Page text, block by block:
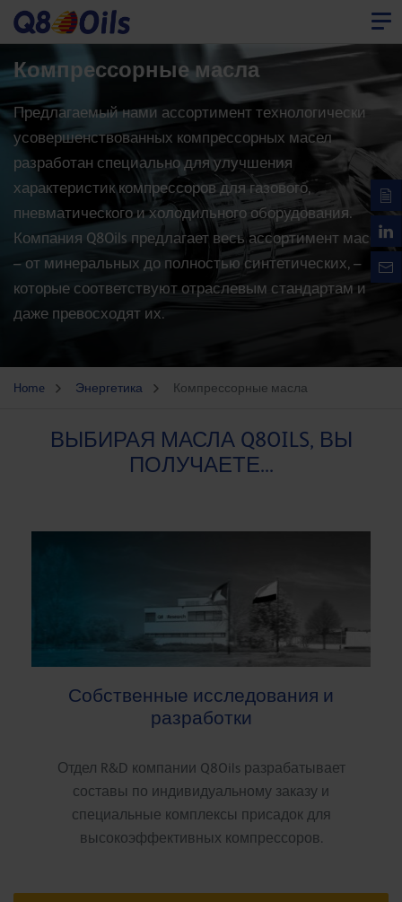
Компрессорные масла
Предлагаемый нами ассортимент технологически
усовершенствованных компрессорных масел
разработан специально для улучшения
характеристик компрессоров для газового,
пневматического и холодильного оборудования.
Компания Q8Oils предлагает весь ассортимент масел
– от минеральных до полностью синтетических, –
которые соответствуют отраслевым стандартам и
даже превосходят их.
Home Энергетика Компрессорные масла
ВЫБИРАЯ МАСЛА Q8OILS, ВЫ
ПОЛУЧАЕТЕ...
Собственные исследования и
разработки
Отдел R&D компании Q8Oils разрабатывает
составы по индивидуальному заказу и
специальные комплексы присадок для
высокоэффективных компрессоров.